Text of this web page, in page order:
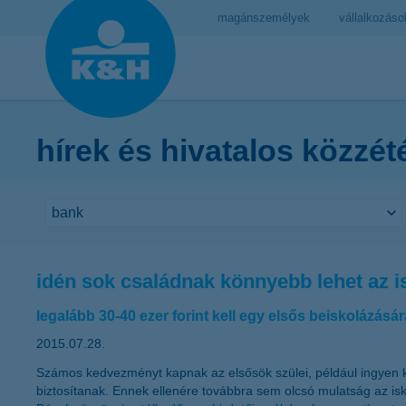
magánszemélyek
hírek és hivatalos
idén sok családnak könnyebb lehet az
legalább 30-40 ezer forint kell egy elsős
2015.07.28.
Számos kedvezményt kapnak az elsősök szülei, például
biztosítanak. Ennek ellenére továbbra sem olcsó mulatság az